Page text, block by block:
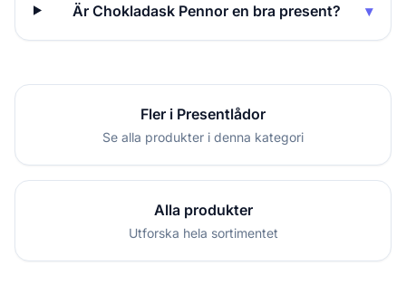
Är Chokladask Pennor en bra present? ▾
Fler i Presentlådor
Se alla produkter i denna kategori
Alla produkter
Utforska hela sortimentet